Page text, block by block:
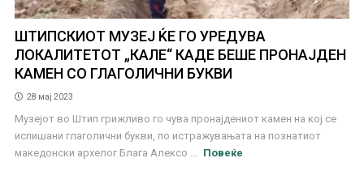
ШТИПСКИОТ МУЗЕЈ ЌЕ ГО УРЕДУВА
ЛОКАЛИТЕТОТ „КАЛЕ“ КАДЕ БЕШЕ ПРОНАЈДЕН
КАМЕН СО ГЛАГОЛИЧНИ БУКВИ
28 мај 2023
Музејот во Штип грижливо го чува пронајдениот камен на кој се
испишани глаголични букви, по истражувањата на познатиот
македонски архелог Блага Алексо ...
Повеќе